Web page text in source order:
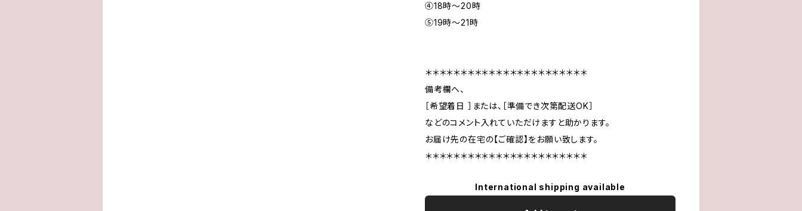
④18時〜20時
⑤19時〜21時
＊＊＊＊＊＊＊＊＊＊＊＊＊＊＊＊＊＊＊＊＊＊＊
備考欄へ、
［希望着日 ］または、［準備でき次第配送OK］
などのコメント入れていただけますと助かります。
お届け先の在宅の【ご確認】をお願い致します。
＊＊＊＊＊＊＊＊＊＊＊＊＊＊＊＊＊＊＊＊＊＊＊
International shipping available